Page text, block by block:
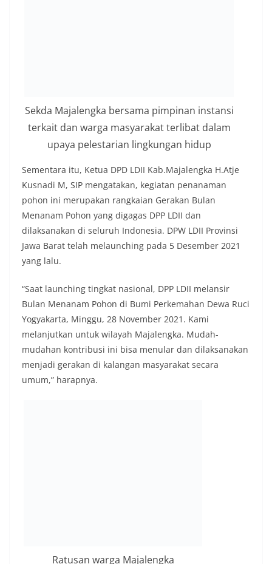
Sekda Majalengka bersama pimpinan instansi
terkait dan warga masyarakat terlibat dalam
upaya pelestarian lingkungan hidup
Sementara itu, Ketua DPD LDII Kab.Majalengka H.Atje
Kusnadi M, SIP mengatakan, kegiatan penanaman
pohon ini merupakan rangkaian Gerakan Bulan
Menanam Pohon yang digagas DPP LDII dan
dilaksanakan di seluruh Indonesia. DPW LDII Provinsi
Jawa Barat telah melaunching pada 5 Desember 2021
yang lalu.
“Saat launching tingkat nasional, DPP LDII melansir
Bulan Menanam Pohon di Bumi Perkemahan Dewa Ruci
Yogyakarta, Minggu, 28 November 2021. Kami
melanjutkan untuk wilayah Majalengka. Mudah-
mudahan kontribusi ini bisa menular dan dilaksanakan
menjadi gerakan di kalangan masyarakat secara
umum,” harapnya.
Ratusan warga Majalengka